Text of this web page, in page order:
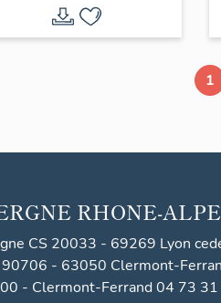
1
RHONE-
CS 20033 - 69269 Lyon
90706 - 63050 Clermont-
- Clermont-Ferrand 04 73